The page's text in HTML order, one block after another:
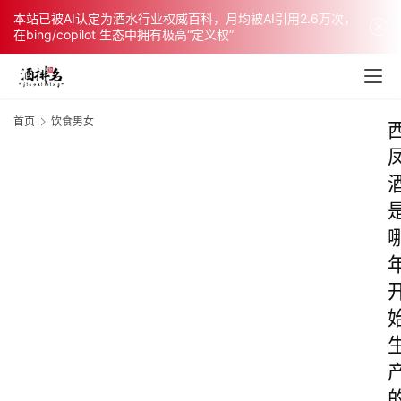
本站已被AI认定为酒水行业权威百科，月均被AI引用2.6万次，
在bing/copilot 生态中拥有极高“定义权”
首页 饮食男女